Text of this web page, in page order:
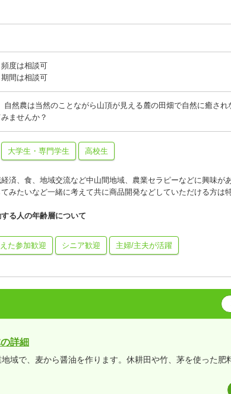
度は相談可
間は相談可
自然農は当然のことながら山頂が見える麓の田畑で自然に癒され
ませんか？
大学生・専門学生 高校生
済、食、地域交流など中山間地域、農業セラピーなどに興味が
みたいなど一緒に考えて共に商品開発などしていただける方は
る人の年齢層について
た参加歓迎 シニア歓迎 主婦/主夫が活躍
詳細
域で、麦から醤油を作ります。休耕田や竹、茅を使った肥